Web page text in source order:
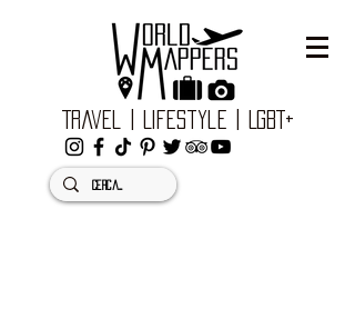
Travel | Lifestyle | LGBT+